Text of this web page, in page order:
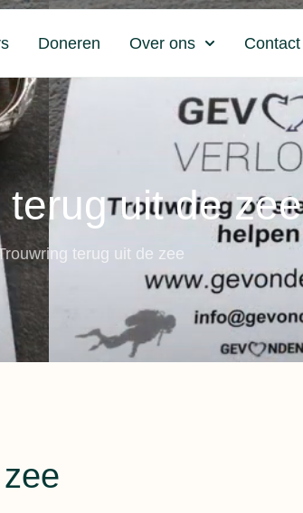
Doneren Over ons Contact
uit de zee
terug uit de zee